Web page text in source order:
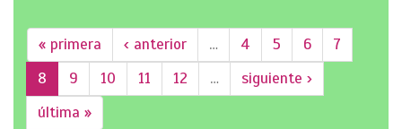
« primera ‹ anterior … 4 5 6
7
8
9 10 11 12 …
siguiente ›
última »